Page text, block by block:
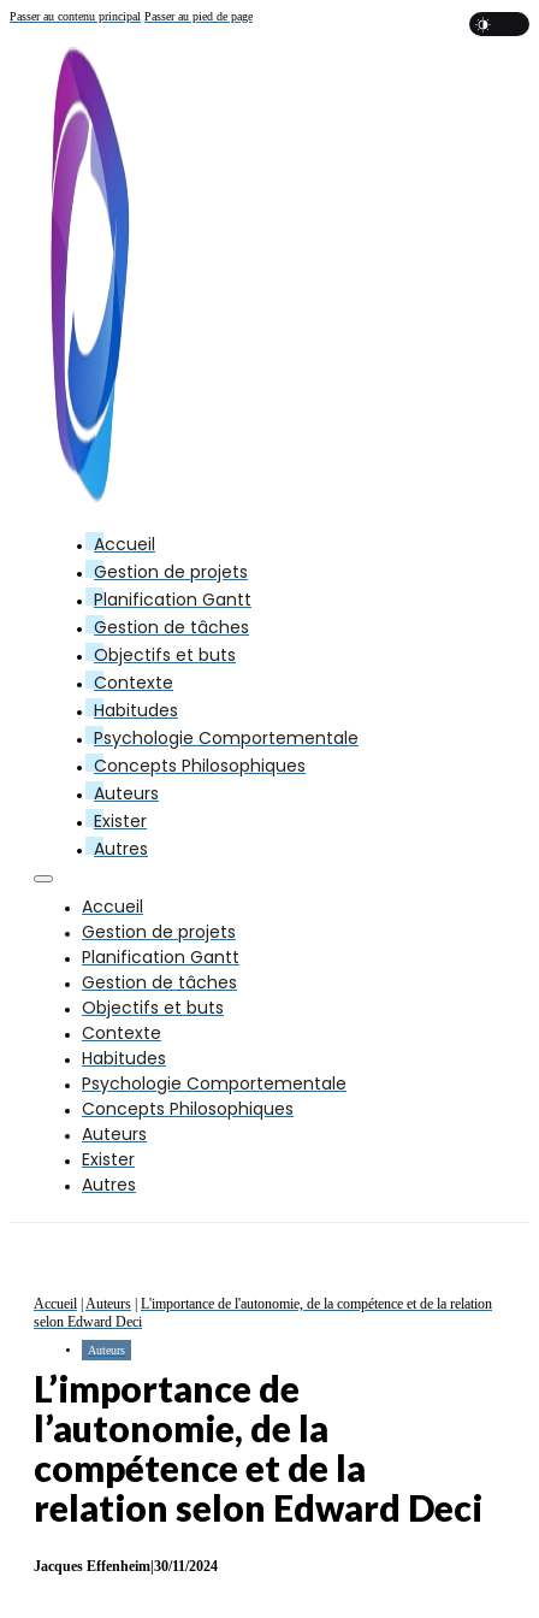
Passer au contenu principal Passer au pied de page
Accueil
Gestion de projets
Planification Gantt
Gestion de tâches
Objectifs et buts
Contexte
Habitudes
Psychologie Comportementale
Concepts Philosophiques
Auteurs
Exister
Autres
Accueil
Gestion de projets
Planification Gantt
Gestion de tâches
Objectifs et buts
Contexte
Habitudes
Psychologie Comportementale
Concepts Philosophiques
Auteurs
Exister
Autres
Accueil Auteurs L'importance de l'autonomie, de la compétence et de la relation
selon Edward Deci
Auteurs
L’importance de
l’autonomie, de la
compétence et de la
relation selon Edward Deci
Jacques Effenheim|30/11/2024